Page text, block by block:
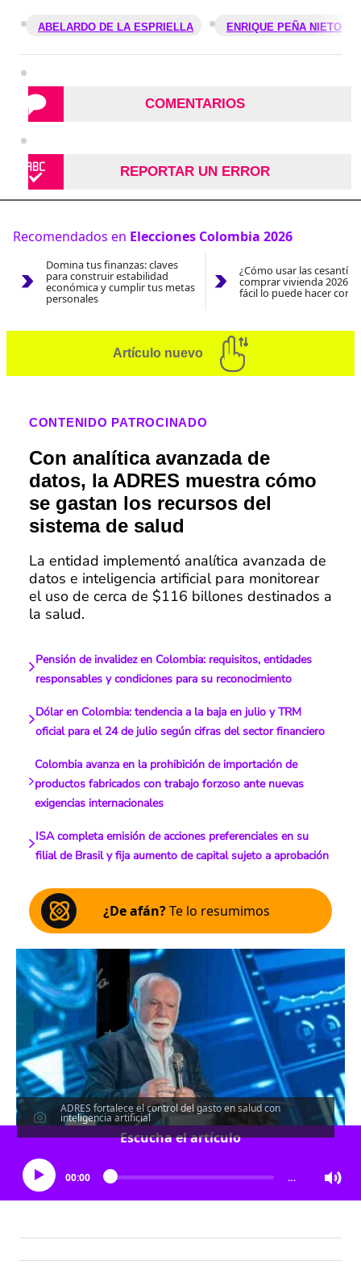
ABELARDO DE LA ESPRIELLA ENRIQUE PEÑA NIETO
COMENTARIOS
REPORTAR UN ERROR
Recomendados en Elecciones Colombia 2026
Domina tus finanzas: claves
para construir estabilidad
económica y cumplir tus metas
personales
¿Cómo usar las
comprar vivienda 2026?
fácil lo puede hacer con
Artículo nuevo
CONTENIDO PATROCINADO
Con analítica avanzada de
datos, la ADRES muestra cómo
se gastan los recursos del
sistema de salud
La entidad implementó analítica avanzada de
datos e inteligencia artificial para monitorear
el uso de cerca de $116 billones destinados a
la salud.
Pensión de invalidez en Colombia: requisitos, entidades
responsables y condiciones para su reconocimiento
Dólar en Colombia: tendencia a la baja en julio y TRM
oficial para el 24 de julio según cifras del sector financiero
Colombia avanza en la prohibición de importación de
productos fabricados con trabajo forzoso ante nuevas
exigencias internacionales
ISA completa emisión de acciones preferenciales en su
filial de Brasil y fija aumento de capital sujeto a aprobación
¿De afán?Te lo resumimos
ADRES fortalece el control del gasto en salud con
inteligencia artificial
Escucha el artículo
00:00 …